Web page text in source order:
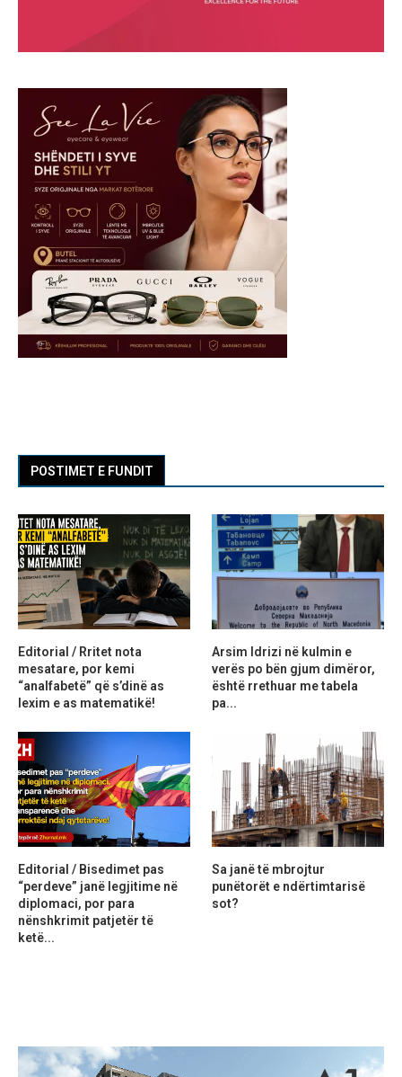
POSTIMET E FUNDIT
Editorial / Rritet nota
mesatare, por kemi
“analfabetë” që s’dinë as
lexim e as matematikë!
Arsim Idrizi në kulmin e
verës po bën gjum dimëror,
është rrethuar me tabela
pa...
Editorial / Bisedimet pas
“perdeve” janë legjitime në
diplomaci, por para
nënshkrimit patjetër të
ketë...
Sa janë të mbrojtur
punëtorët e ndërtimtarisë
sot?